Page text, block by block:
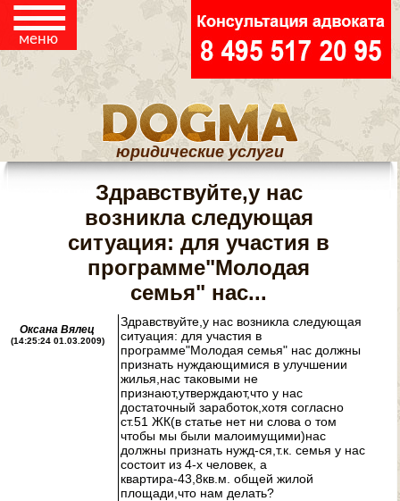
☰
меню
юридические услуги
Здравствуйте,у нас
возникла следующая
ситуация: для участия в
программе"Молодая
семья" нас...
Оксана Вялец
(14:25:24 01.03.2009)
Здравствуйте,у нас возникла следующая
ситуация: для участия в
программе"Молодая семья" нас должны
признать нуждающимися в улучшении
жилья,нас таковыми не
признают,утверждают,что у нас
достаточный заработок,хотя согласно
ст.51 ЖК(в статье нет ни слова о том
чтобы мы были малоимущими)нас
должны признать нужд-ся,т.к. семья у нас
состоит из 4-х человек, а
квартира-43,8кв.м. общей жилой
площади,что нам делать?